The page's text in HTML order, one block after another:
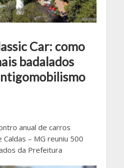
Car: como
badalados
anual de carros
– MG reuniu 500
da Prefeitura